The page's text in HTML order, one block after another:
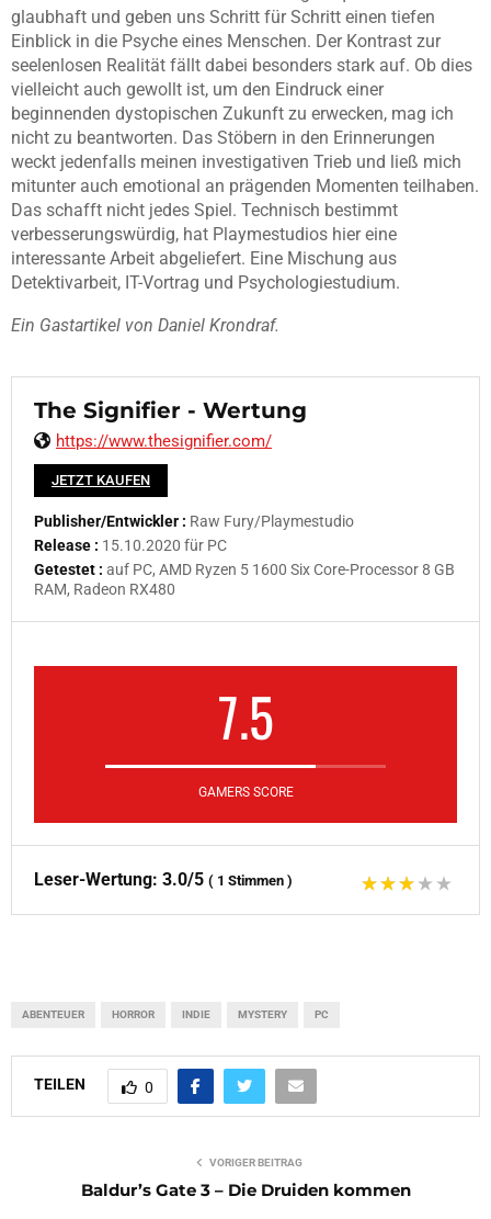
glaubhaft und geben uns Schritt für Schritt einen tiefen
Einblick in die Psyche eines Menschen. Der Kontrast zur
seelenlosen Realität fällt dabei besonders stark auf. Ob dies
vielleicht auch gewollt ist, um den Eindruck einer
beginnenden dystopischen Zukunft zu erwecken, mag ich
nicht zu beantworten. Das Stöbern in den Erinnerungen
weckt jedenfalls meinen investigativen Trieb und ließ mich
mitunter auch emotional an prägenden Momenten teilhaben.
Das schafft nicht jedes Spiel. Technisch bestimmt
verbesserungswürdig, hat Playmestudios hier eine
interessante Arbeit abgeliefert. Eine Mischung aus
Detektivarbeit, IT-Vortrag und Psychologiestudium.
Ein Gastartikel von Daniel Krondraf.
The Signifier - Wertung
https://www.thesignifier.com/
JETZT KAUFEN
Publisher/Entwickler : Raw Fury/Playmestudio
Release : 15.10.2020 für PC
Getestet : auf PC, AMD Ryzen 5 1600 Six Core-Processor 8 GB
RAM, Radeon RX480
7.5
GAMERS SCORE
Leser-Wertung: 3.0/5 ( 1 Stimmen )
ABENTEUER HORROR INDIE MYSTERY PC
TEILEN 0
VORIGER BEITRAG
Baldur’s Gate 3 – Die Druiden kommen